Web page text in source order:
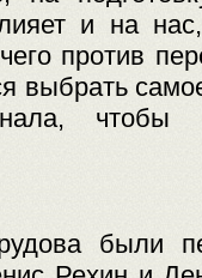
и на
против
выбрать
чтобы
были